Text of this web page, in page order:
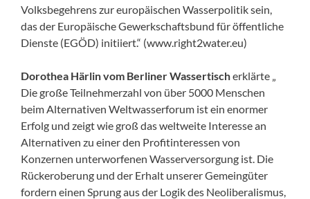
Volksbegehrens zur europäischen Wasserpolitik sein,
das der Europäische Gewerkschaftsbund für öffentliche
Dienste (EGÖD) initiiert.“ (www.right2water.eu)
Dorothea Härlin vom Berliner Wassertischerklärte „
Die große Teilnehmer­zahl von über 5000 Menschen
beim Alternativen Weltwasserforum ist ein enormer
Erfolg und zeigt wie groß das weltweite Interesse an
Alternativen zu einer den Profitinteressen von
Konzernen unterworfenen Wasserversorgung ist. Die
Rückeroberung und der Erhalt unserer Gemeingüter
fordern einen Sprung aus der Logik des Neoliberalismus,